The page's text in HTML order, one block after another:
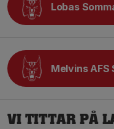
Lobas
Melvins AFS
VI TITTAR PÅ